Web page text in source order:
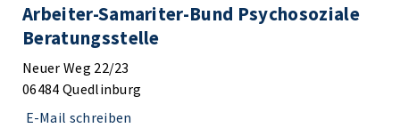
Arbeiter-Samariter-Bund Psychosoziale
Beratungsstelle
Neuer Weg 22/23
06484 Quedlinburg
E-Mail schreiben